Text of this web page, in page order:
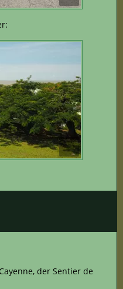
der Sentier de